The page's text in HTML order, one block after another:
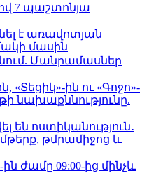
7 պաշտոնյա
է առավոտյան
մասին
Մանրամասներ
«Տեցիկ»-ին ու «Գոջո»-
նախաքննությունը.
են ոստիկանություն․
թմրամիջոց և
ժամը 09:00-ից մինչև